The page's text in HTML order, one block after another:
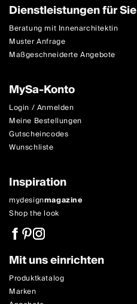
Dienstleistungen für Sie
Beratung mit Innenarchitektin
Muster Anfrage
Maßgeschneiderte Angebote
MySa-Konto
Login / Anmelden
Meine Bestellungen
Gutscheincodes
Wunschliste
Inspiration
mydesignmagazine
Shop the look
Mit uns einrichten
Produktkatalog
Marken